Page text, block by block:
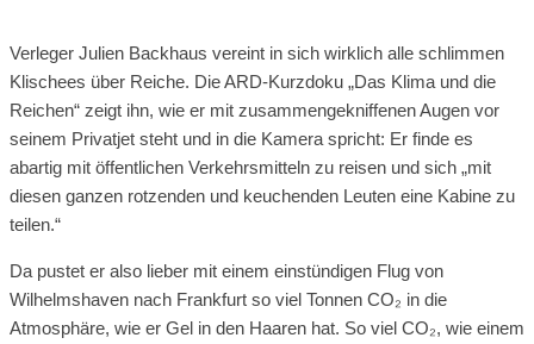
Verleger Julien Backhaus vereint in sich wirklich alle schlimmen
Klischees über Reiche. Die ARD-Kurzdoku „Das Klima und die
Reichen“ zeigt ihn, wie er mit zusammengekniffenen Augen vor
seinem Privatjet steht und in die Kamera spricht: Er finde es
abartig mit öffentlichen Verkehrsmitteln zu reisen und sich „mit
diesen ganzen rotzenden und keuchenden Leuten eine Kabine zu
teilen.“
Da pustet er also lieber mit einem einstündigen Flug von
Wilhelmshaven nach Frankfurt so viel Tonnen CO₂ in die
Atmosphäre, wie er Gel in den Haaren hat. So viel CO₂, wie einem